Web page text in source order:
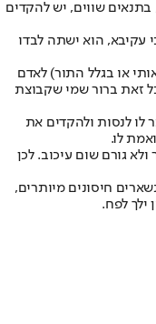
בתנאים שווים, יש להקדים
עקיבא, הוא ישתה לבדו
או בגלל התור) לאדם
זאת ברור שמי שקבוצת
לו לנסות ולהקדים את
לו.
גורם שום עיכוב. לכן
שבהם נשארים חיסונים מיותרים,
ילך לפח.